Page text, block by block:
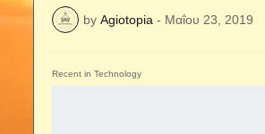
by Agiotopia - Μαΐου 23, 2019
Recent in Technology